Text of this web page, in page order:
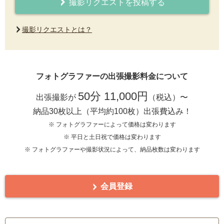
撮影リクエストを投稿する
撮影リクエストとは？
フォトグラファーの出張撮影料金について
出張撮影が 50分 11,000円
（税込）〜
納品30枚以上（平均約100枚）出張費込み！
※ フォトグラファーによって価格は変わります
※ 平日と土日祝で価格は変わります
※ フォトグラファーや撮影状況によって、納品枚数は変わります
会員登録